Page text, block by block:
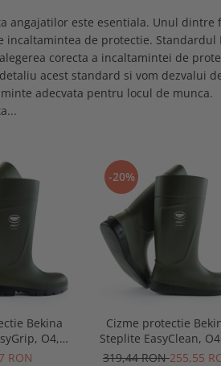
angajatilor este esentiala. Unul dintre
de protectie. Standardul
corecta a incaltamintei de
acest standard si vom dezvalui
adecvata pentru locul de munca.
Bekina
O4,
RON
-20%
Cizme protectie
Steplite EasyClean,
talpa plata, verde/
319,44 RON255,55